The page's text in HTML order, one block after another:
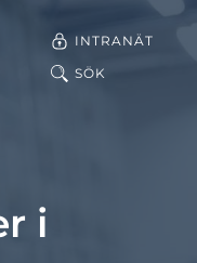
INTRANÄT
SÖK
iFacebook